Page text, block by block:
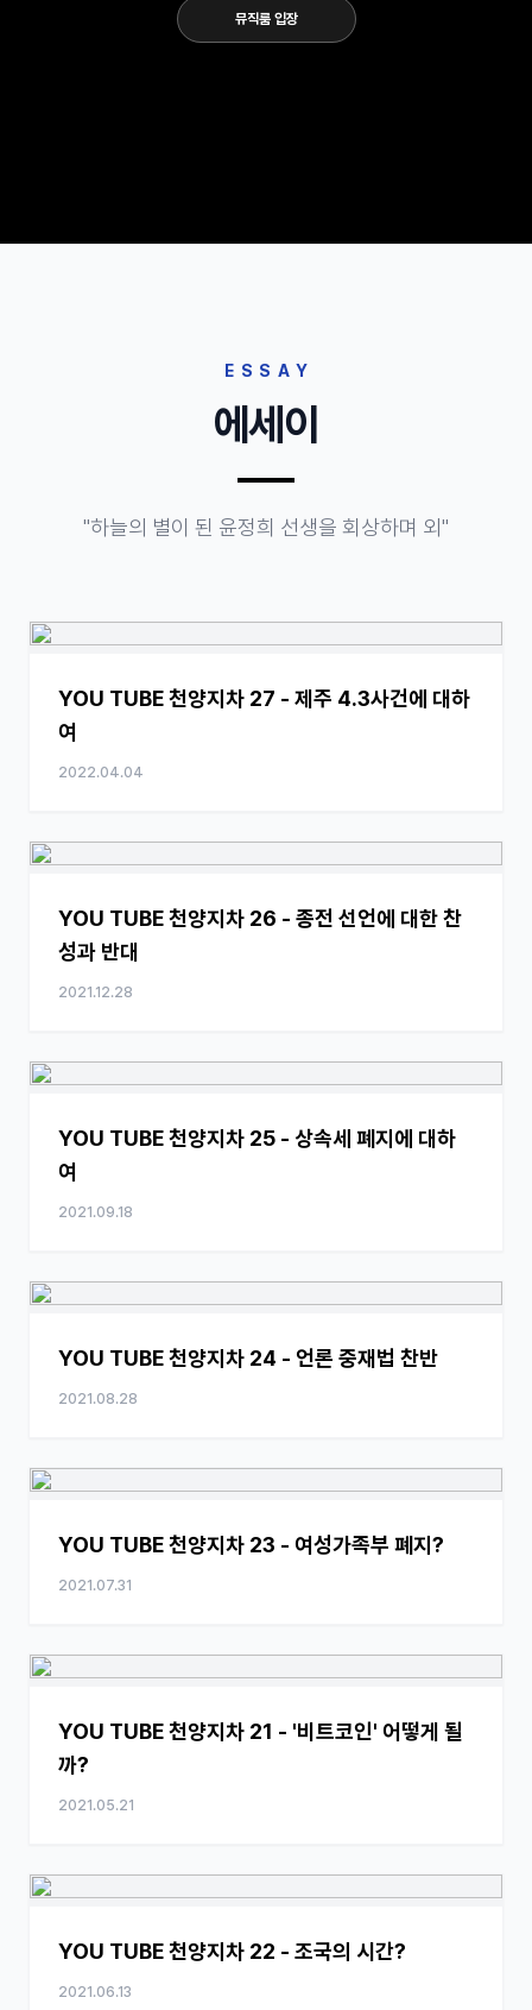
뮤직룸 입장
ESSAY
에세이
"하늘의 별이 된 윤정희 선생을 회상하며 외"
YOU TUBE 천양지차 27 - 제주 4.3사건에 대하
여
2022.04.04
YOU TUBE 천양지차 26 - 종전 선언에 대한 찬
성과 반대
2021.12.28
YOU TUBE 천양지차 25 - 상속세 폐지에 대하
여
2021.09.18
YOU TUBE 천양지차 24 - 언론 중재법 찬반
2021.08.28
YOU TUBE 천양지차 23 - 여성가족부 폐지?
2021.07.31
YOU TUBE 천양지차 21 - '비트코인' 어떻게 될
까?
2021.05.21
YOU TUBE 천양지차 22 - 조국의 시간?
2021.06.13